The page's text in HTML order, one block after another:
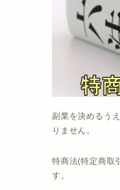
副業を決めるう
りません。
特商法(特定商取
す。